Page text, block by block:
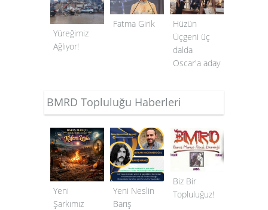
Yüreğimiz
Ağlıyor!
Fatma Girik
Hüzün
Üçgeni üç
dalda
Oscar'a aday
BMRD Topluluğu Haberleri
Yeni
Şarkımız
Yeni Neslin
Barış
Biz Bir
Topluluğuz!